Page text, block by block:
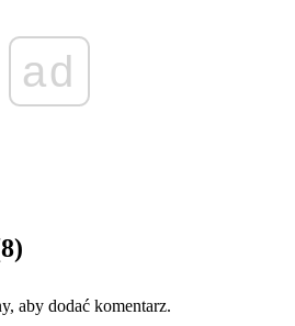
ad
aby dodać komentarz.